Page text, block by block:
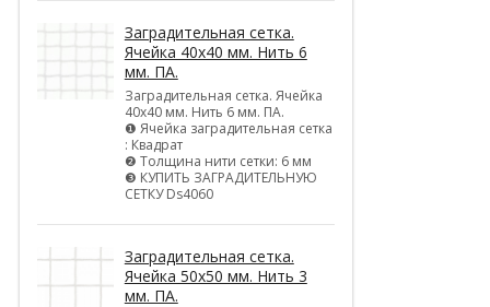
Заградительная сетка.
Ячейка 40х40 мм. Нить 6
мм. ПА.
Заградительная сетка. Ячейка
40х40 мм. Нить 6 мм. ПА.
❶ Ячейка заградительная сетка
: Квадрат
❷ Толщина нити сетки: 6 мм
❸ КУПИТЬ ЗАГРАДИТЕЛЬНУЮ
СЕТКУ Ds4060
Заградительная сетка.
Ячейка 50х50 мм. Нить 3
мм. ПА.